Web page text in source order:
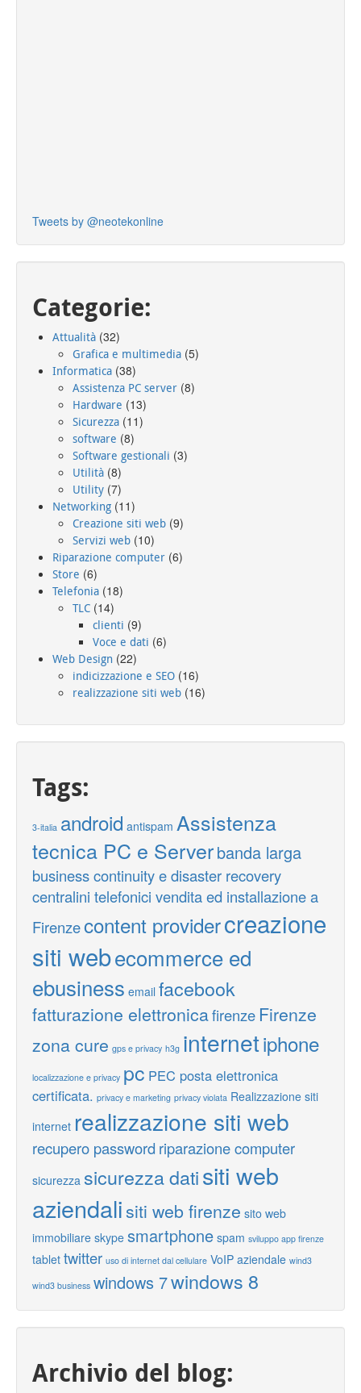
Tweets by @neotekonline
Categorie:
Attualità (32)
Grafica e multimedia (5)
Informatica (38)
Assistenza PC server (8)
Hardware (13)
Sicurezza (11)
software (8)
Software gestionali (3)
Utilità (8)
Utility (7)
Networking (11)
Creazione siti web (9)
Servizi web (10)
Riparazione computer (6)
Store (6)
Telefonia (18)
TLC (14)
clienti (9)
Voce e dati (6)
Web Design (22)
indicizzazione e SEO (16)
realizzazione siti web (16)
Tags:
3-italia android antispam Assistenza
tecnica PC e Serverbanda larga
business continuity e disaster recovery
centralini telefonici vendita ed installazione a
Firenzecontent providercreazione
siti webecommerce ed
ebusiness email facebook
fatturazione elettronicafirenze Firenze
zona cure gps e privacy h3g internetiphone
localizzazione e privacy pc PEC posta elettronica
certificata. privacy e marketing privacy violata Realizzazione siti
internet realizzazione siti web
recupero password riparazione computer
sicurezza sicurezza datisiti web
aziendalisiti web firenze sito web
immobiliare skype smartphone spam sviluppo app firenze
tablet twitter uso di internet dal cellulare VoIP aziendale wind3
wind3 business windows 7windows 8
Archivio del blog: